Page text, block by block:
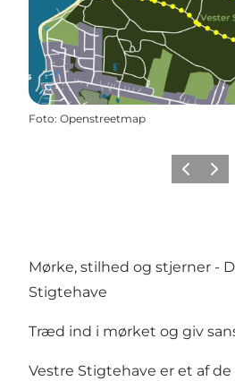
Foto: Openstreetmap
ForrigeNæste
Mørke, stilhed og stjerner -
Stigtehave
Træd ind i mørket og giv
Vestre Stigtehave er et af